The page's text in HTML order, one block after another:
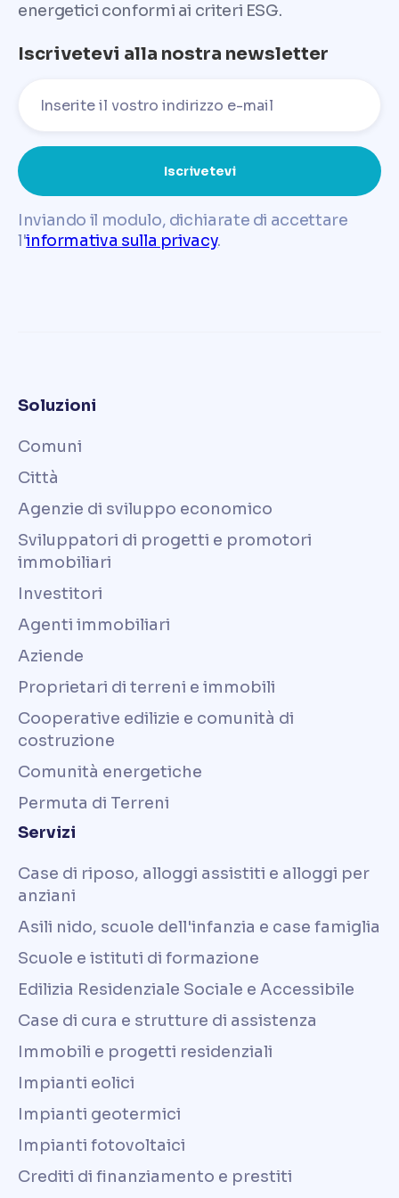
energetici conformi ai criteri ESG.
Iscrivetevi alla nostra newsletter
Inviando il modulo, dichiarate di accettare
l'informativa sulla privacy.
Soluzioni
Comuni
Città
Agenzie di sviluppo economico
Sviluppatori di progetti e promotori
immobiliari
Investitori
Agenti immobiliari
Aziende
Proprietari di terreni e immobili
Cooperative edilizie e comunità di
costruzione
Comunità energetiche
Permuta di Terreni
Servizi
Case di riposo, alloggi assistiti e alloggi per
anziani
Asili nido, scuole dell'infanzia e case famiglia
Scuole e istituti di formazione
Edilizia Residenziale Sociale e Accessibile
Case di cura e strutture di assistenza
Immobili e progetti residenziali
Impianti eolici
Impianti geotermici
Impianti fotovoltaici
Crediti di finanziamento e prestiti